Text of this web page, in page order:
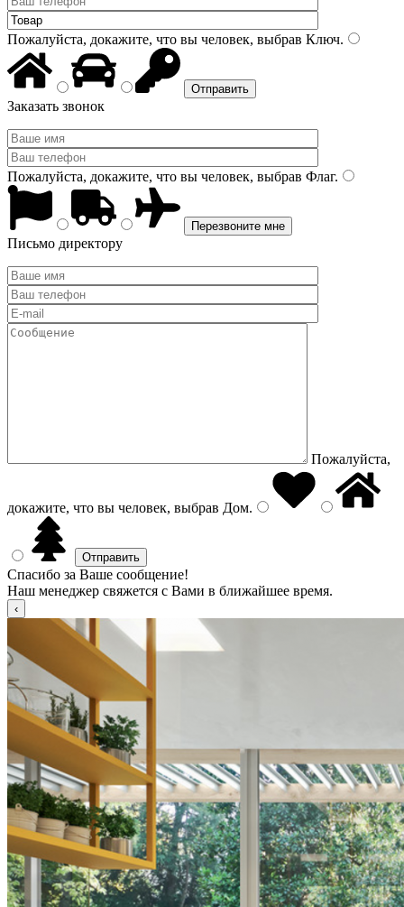
Пожалуйста, докажите, что вы человек, выбрав Ключ.
Заказать звонок
Пожалуйста, докажите, что вы человек, выбрав Флаг.
Письмо директору
Пожалуйста,
докажите, что вы человек, выбрав Дом.
Спасибо за Ваше сообщение!
Наш менеджер свяжется с Вами в ближайшее время.